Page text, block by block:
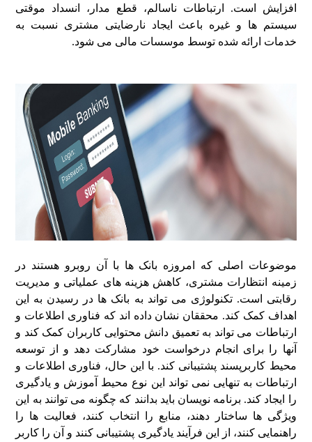
افزایش است. ارتباطات ناسالم، قطع مدار، انسداد موقتی
سیستم ها و غیره باعث ایجاد نارضایتی مشتری نسبت به
خدمات ارائه شده توسط موسسات مالی می شود.
موضوعات اصلی که امروزه بانک ها با آن روبرو هستند در
زمینه انتظارات مشتری، کاهش هزینه های عملیاتی و مدیریت
رقابتی است. تکنولوژی می تواند به بانک ها در رسیدن به این
اهداف کمک کند. محققان نشان داده اند که فناوری اطلاعات و
ارتباطات می تواند به تعمیق دانش محتوایی کاربران کمک کند و
آنها را برای انجام درخواست خود مشارکت دهد و از توسعه
محیط کاربرپسند پشتیبانی کند. با این حال، فناوری اطلاعات و
ارتباطات به تنهایی نمی تواند این نوع محیط آموزش و یادگیری
را ایجاد کند. برنامه نویسان باید بدانند که چگونه می توانند به این
ویژگی ها ساختار دهند، منابع را انتخاب کنند، فعالیت ها را
راهنمایی کنند، از این فرآیند یادگیری پشتیبانی کنند و آن را کاربر